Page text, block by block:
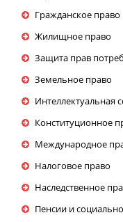
Гражданское право
Жилищное право
Защита прав
Земельное право
Интеллектуальная
Конституционное
Международное
Налоговое право
Наследственное
Пенсии и